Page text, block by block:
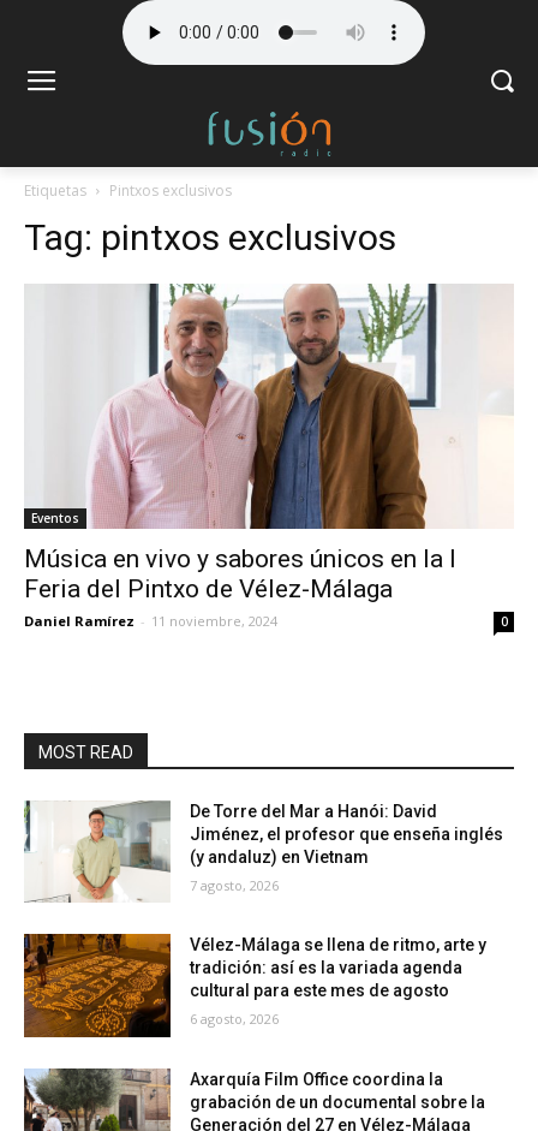
Etiquetas Pintxos exclusivos
Tag: pintxos exclusivos
Eventos
Música en vivo y sabores únicos en la I
Feria del Pintxo de Vélez-Málaga
Daniel Ramírez - 11 noviembre, 2024 0
MOST READ
De Torre del Mar a Hanói: David
Jiménez, el profesor que enseña inglés
(y andaluz) en Vietnam
7 agosto, 2026
Vélez-Málaga se llena de ritmo, arte y
tradición: así es la variada agenda
cultural para este mes de agosto
6 agosto, 2026
Axarquía Film Office coordina la
grabación de un documental sobre la
Generación del 27 en Vélez-Málaga